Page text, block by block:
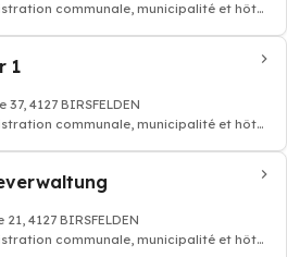
communale, municipalité et hôtel
1
4127 BIRSFELDEN
communale, municipalité et hôtel
4127 BIRSFELDEN
communale, municipalité et hôtel